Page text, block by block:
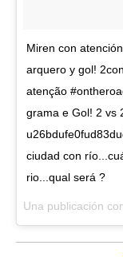
Miren con
arquero y gol!
atenção
grama e Gol! 2 vs
ciudad con
rio...qual será ?
Una publicación